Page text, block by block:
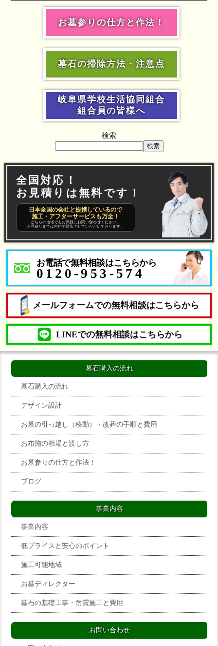
お墓参りの仕方と作法！
墓石の掃除方法・注意点
岐阜県学校生活協同組合
組合員の皆様へ
検索
検索
全国対応！
お見積りは無料です！
日本全国の会社と提携しているので
施工・アフターサービスも万全！
どちらの地域でもお気軽にお問い合わせください。
お見積りまでは無料で対応させていただいております。
お電話で無料相談はこちらから
0120-953-574
メールフォームでの無料相談はこちらから
LINEでの無料相談はこちらから
墓石購入の流れ
墓石購入の流れ
デザイン設計
お墓の引っ越し（移動）・改葬の手順と費用
お布施の相場と渡し方
お墓参りの仕方と作法！
ブログ
事業内容
事業内容
低プライスと安心のポイント
施工可能地域
お墓ディレクター
墓石の基礎工事・耐震施工と費用
お問い合わせ